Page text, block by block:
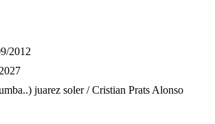
2012
juarez soler / Cristian Prats Alonso